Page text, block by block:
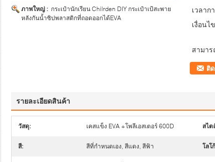
ภาพใหญ่ : กระเป๋านักเรียน Chilrden DIY กระเป๋าเป้สะพาย
หลังกันน้ำซิปพลาสติกที่ถอดออกได้EVA
เวลาก
เงื่อนไ
สามาร
ติ
รายละเอียดสินค้า
วัสดุ: เคสแข็ง EVA +โพลีเอสเตอร์ 600D สไต
สี: สีที่กำหนดเอง, สีแดง, สีฟ้า โลโ